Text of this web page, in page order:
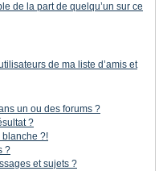
de la part de quelqu’un sur ce
de ma liste d’amis et
un ou des forums ?
?
blanche ?!
?
et sujets ?